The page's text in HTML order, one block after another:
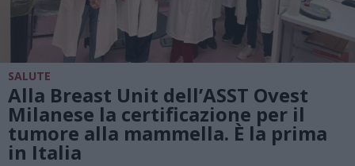
SALUTE
Alla Breast Unit dell’ASST Ovest
Milanese la certificazione per il
tumore alla mammella. È la prima
in Italia